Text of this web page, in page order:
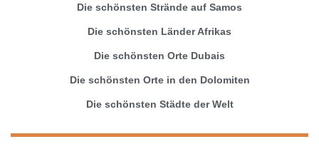
Die schönsten Strände auf Samos
Die schönsten Länder Afrikas
Die schönsten Orte Dubais
Die schönsten Orte in den Dolomiten
Die schönsten Städte der Welt